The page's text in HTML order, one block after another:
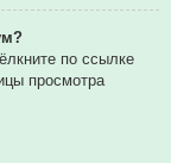
по ссылке
просмотра